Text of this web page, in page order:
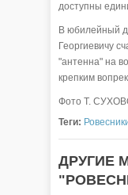
доступны
В юбилейный
Георгиевичу
"антенна" на
крепким
Фото Т.
Теги:
ДРУГИЕ